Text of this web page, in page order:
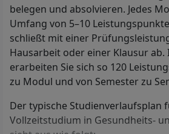
Krankenkassen.
Ins berufsbegleitende
und Pflegepädagogik an der IU
Hochschule können Sie
einenersten Studienabschluss
haben, etwa ein Bachelor- oder
Abschlussnote Ihres Abschlusses
belegen und absolvieren. Jedes
Umfang von 5–10
schließt mit einer
Hausarbeit oder einer Klausur ab.
erarbeiten Sie sich so 120
zu Modul und von Semester zu
Der typische Studienverlaufsplan
Vollzeitstudium in Gesundheits-